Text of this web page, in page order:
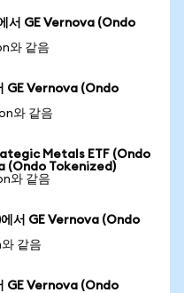
GE Vernova (Ondo
와 같음
GE Vernova (Ondo
와 같음
Metals ETF (Ondo
(Ondo Tokenized)
와 같음
서 GE Vernova (Ondo
같음
GE Vernova (Ondo